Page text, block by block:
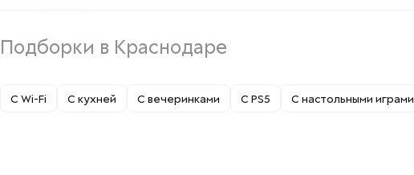
Подборки в Краснодаре
С Wi-Fi С кухней С вечеринками С PS5 С настольными играми